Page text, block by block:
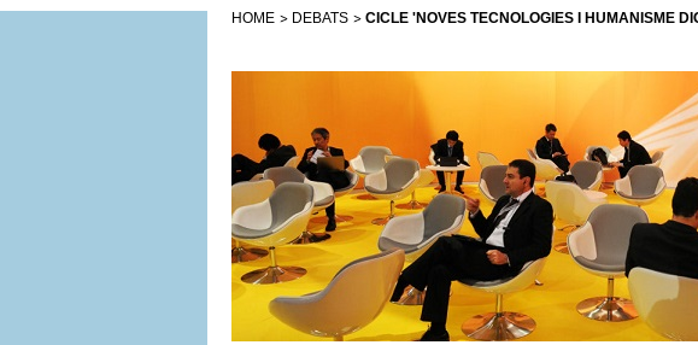
HOME DEBATS CICLE 'NOVES TECNOLOGIES I HUMANISME